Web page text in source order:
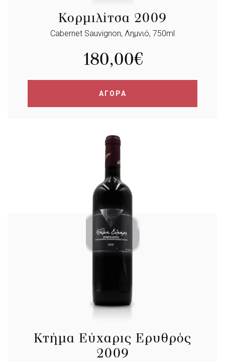
Κορμιλίτσα 2009
Cabernet Sauvignon, Λημνιό, 750ml
180,00€
ΑΓΟΡΑ
Κτήμα Εύχαρις Ερυθρός
2009